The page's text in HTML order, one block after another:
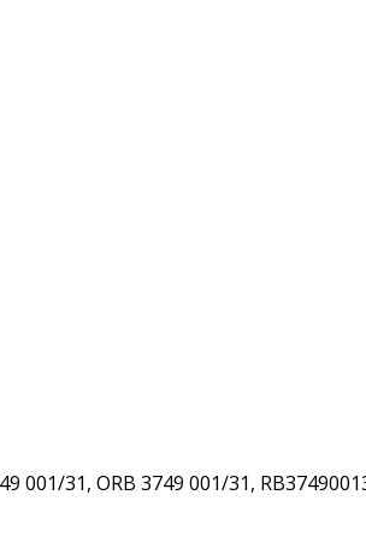
31, ORB 3749 001/31,